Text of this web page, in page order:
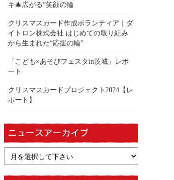
キ🎄広がる“笑顔の輪
クリスマスカード作成ボランティア｜ダ
イトロン株式会社 はじめての取り組み
から生まれた“応援の輪”
「こども×あそびフェスタin茨城」レポ
ート
クリスマスカードプロジェクト2024【レ
ポート】
ニュースアーカイブ